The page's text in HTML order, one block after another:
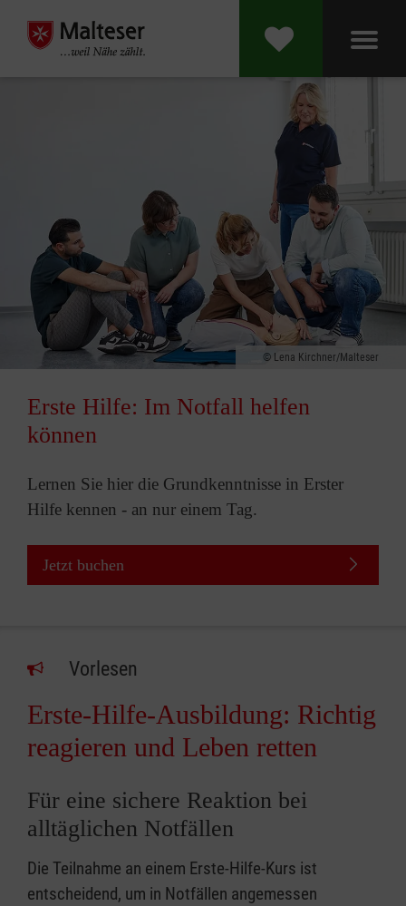
Lena Kirchner/Malteser
Erste Hilfe: Im Notfall helfen
können
Lernen Sie hier die Grundkenntnisse in Erster
Hilfe kennen - an nur einem Tag.
Jetzt buchen
Vorlesen
Erste-Hilfe-Ausbildung: Richtig
reagieren und Leben retten
Für eine sichere Reaktion bei
alltäglichen Notfällen
Die Teilnahme an einem Erste-Hilfe-Kurs ist
entscheidend, um in Notfällen angemessen